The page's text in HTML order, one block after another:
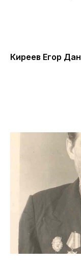
Киреев Егор